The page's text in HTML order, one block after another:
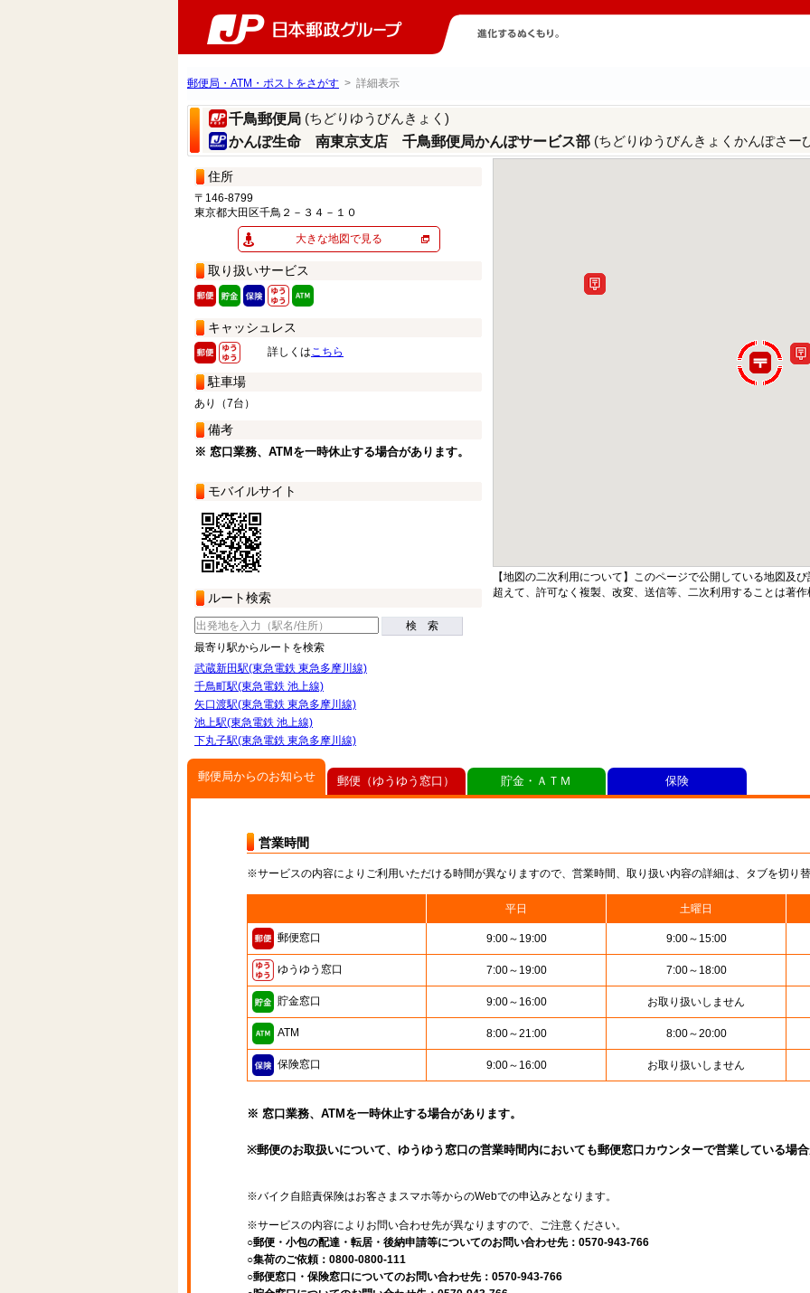
郵便局・ATM・ポストをさがす > 詳細表示
千鳥郵便局 (ちどりゆうびんきょく)
かんぽ生命 南東京支店 千鳥郵便局かんぽサービス部 (ちどりゆうびんきょくかんぽさー
住所
〒146-8799
東京都大田区千鳥２－３４－１０
大きな地図で見る
取り扱いサービス
キャッシュレス
詳しくはこちら
駐車場
あり（7台）
備考
※ 窓口業務、ATMを一時休止する場合があります。
モバイルサイト
ルート検索
検 索
最寄り駅からルートを検索
武蔵新田駅(東急電鉄 東急多摩川線)
千鳥町駅(東急電鉄 池上線)
矢口渡駅(東急電鉄 東急多摩川線)
池上駅(東急電鉄 池上線)
下丸子駅(東急電鉄 東急多摩川線)
【地図の二次利用について】このページで公開している地図及
超えて、許可なく複製、改変、送信等、二次利用することは著
郵便局からのお知らせ
営業時間
※サービスの内容によりご利用いただける時間が異なりますので、営業時間、取り扱い内容の詳細は、タブを切り
平日 土曜日
郵便窓口 9:00～19:00 9:00～15:00
ゆうゆう窓口 7:00～19:00 7:00～18:00
貯金窓口 9:00～16:00 お取り扱いしません
ATM 8:00～21:00 8:00～20:00
保険窓口 9:00～16:00 お取り扱いしません
※ 窓口業務、ATMを一時休止する場合があります。
※郵便のお取扱いについて、ゆうゆう窓口の営業時間内においても郵便窓口カウンターで営業している場
※バイク自賠責保険はお客さまスマホ等からのWebでの申込みとなります。
※サービスの内容によりお問い合わせ先が異なりますので、ご注意ください。
○郵便・小包の配達・転居・後納申請等についてのお問い合わせ先：0570-943-766
○集荷のご依頼：0800-0800-111
○郵便窓口・保険窓口についてのお問い合わせ先：0570-943-766
郵便（ゆうゆう窓口） 貯金・ＡＴＭ 保険